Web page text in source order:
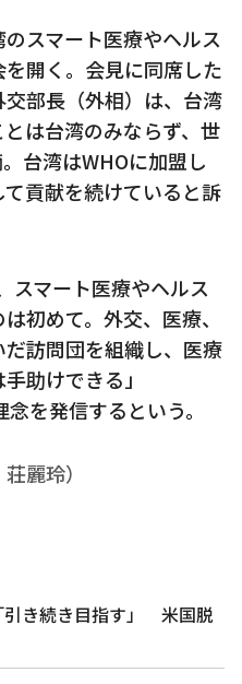
スマート医療やヘルス
開く。会見に同席した
部長（外相）は、台湾
は台湾のみならず、世
台湾はWHOに加盟し
貢献を続けていると訴
スマート医療やヘルス
初めて。外交、医療、
訪問団を組織し、医療
助けできる」
を発信するという。
麗玲）
引き続き目指す」 米国脱